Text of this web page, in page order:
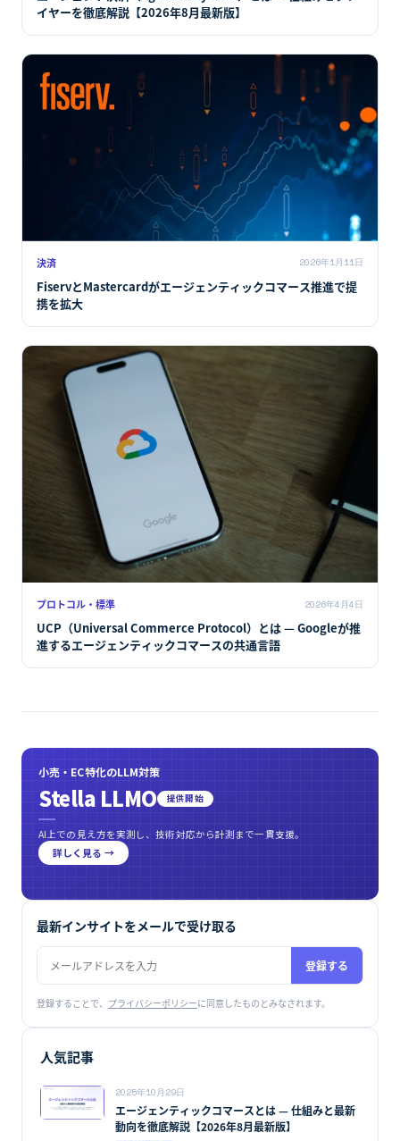
イヤーを徹底解説【2026年8月最新版】
決済 2026年1月11日
FiservとMastercardがエージェンティックコマース推進で提
携を拡大
プロトコル・標準 2026年4月4日
UCP（Universal Commerce Protocol）とは — Googleが推
進するエージェンティックコマースの共通言語
小売・EC特化のLLM対策
Stella LLMO 提供開始
AI上での見え方を実測し、技術対応から計測まで一貫支援。
詳しく見る →
最新インサイトをメールで受け取る
登録する
登録することで、 プライバシーポリシーに同意したものとみなされます。
人気記事
2025年10月29日
エージェンティックコマースとは — 仕組みと最新
動向を徹底解説【2026年8月最新版】